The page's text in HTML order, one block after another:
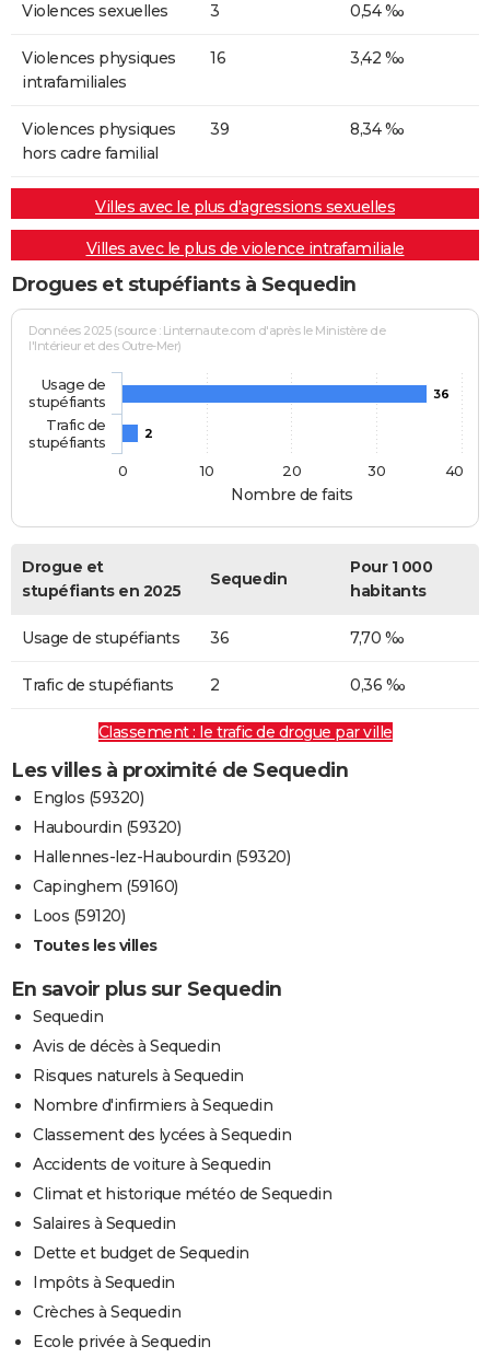
Violences sexuelles 3 0,54 ‰
Violences physiques
intrafamiliales
16 3,42 ‰
Violences physiques
hors cadre familial
39 8,34 ‰
Villes avec le plus d'agressions sexuelles
Villes avec le plus de violence intrafamiliale
Drogues et stupéfiants à Sequedin
Nombre de faits
Données 2025 (source : Linternaute.com d'après le Ministère de
l'Intérieur et des Outre-Mer)
36
2
Usage de
stupéfiants
Trafic de
stupéfiants
0
10 20 30 40
Drogue et
stupéfiants en 2025
Sequedin
Pour 1 000
habitants
Usage de stupéfiants 36 7,70 ‰
Trafic de stupéfiants 2 0,36 ‰
Classement : le trafic de drogue par ville
Les villes à proximité de Sequedin
Englos (59320)
Haubourdin (59320)
Hallennes-lez-Haubourdin (59320)
Capinghem (59160)
Loos (59120)
Toutes les villes
En savoir plus sur Sequedin
Sequedin
Avis de décès à Sequedin
Risques naturels à Sequedin
Nombre d'infirmiers à Sequedin
Classement des lycées à Sequedin
Accidents de voiture à Sequedin
Climat et historique météo de Sequedin
Salaires à Sequedin
Dette et budget de Sequedin
Impôts à Sequedin
Crèches à Sequedin
Ecole privée à Sequedin